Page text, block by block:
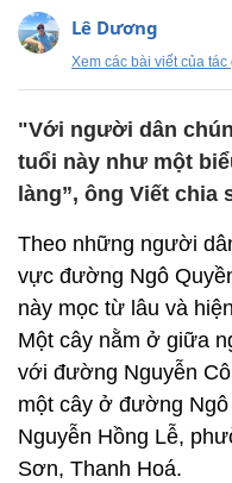
Lê Dương
Xem các bài viết của tác
"Với người dân
tuổi này như một
làng”, ông Viết chia
Theo những người
vực đường Ngô
này mọc từ lâu và
Một cây nằm ở giữa
với đường Nguyễn
một cây ở đường
Nguyễn Hồng Lễ,
Sơn, Thanh Hoá.